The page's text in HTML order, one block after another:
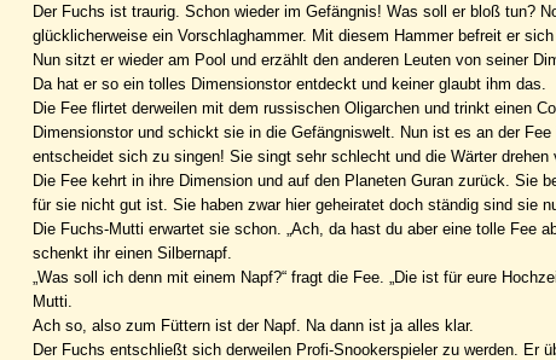
Der Fuchs ist traurig. Schon wieder im Gefängnis! Was soll er bloß tun?
glücklicherweise ein Vorschlaghammer. Mit diesem Hammer befreit er
Nun sitzt er wieder am Pool und erzählt den anderen Leuten von seiner
Da hat er so ein tolles Dimensionstor entdeckt und keiner glaubt ihm das.
Die Fee flirtet derweilen mit dem russischen Oligarchen und trinkt einen
Dimensionstor und schickt sie in die Gefängniswelt. Nun ist es an der
entscheidet sich zu singen! Sie singt sehr schlecht und die Wärter
Die Fee kehrt in ihre Dimension und auf den Planeten Guran zurück. Sie
für sie nicht gut ist. Sie haben zwar hier geheiratet doch ständig sind sie
Die Fuchs-Mutti erwartet sie schon. „Ach, da hast du aber eine tolle Fee
schenkt ihr einen Silbernapf.
„Was soll ich denn mit einem Napf?“ fragt die Fee. „Die ist für eure
Mutti.
Ach so, also zum Füttern ist der Napf. Na dann ist ja alles klar.
Der Fuchs entschließt sich derweilen Profi-Snookerspieler zu werden.